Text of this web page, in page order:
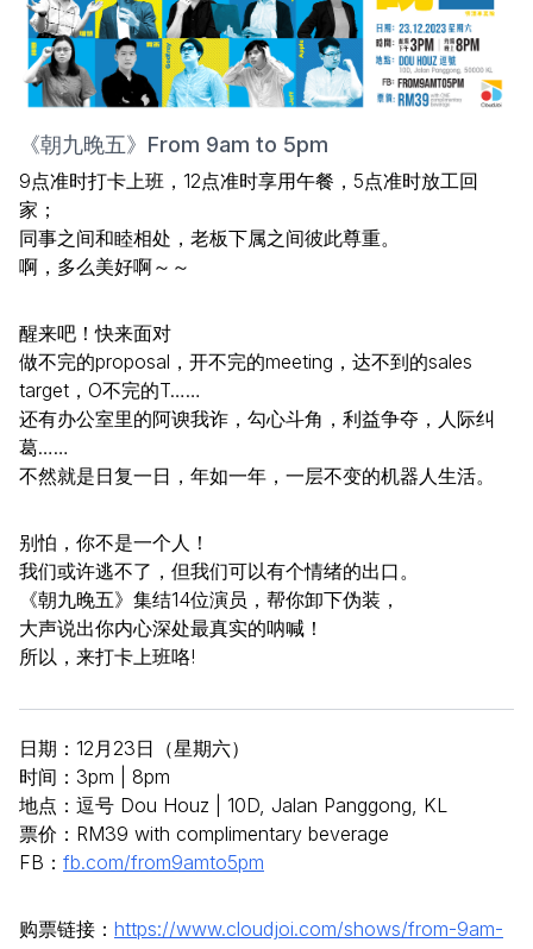
《朝九晚五》From 9am to 5pm
9点准时打卡上班，12点准时享用午餐，5点准时放工回
家；
同事之间和睦相处，老板下属之间彼此尊重。
啊，多么美好啊～～
醒来吧！快来面对
做不完的proposal，开不完的meeting，达不到的sales
target，O不完的T……
还有办公室里的阿谀我诈，勾心斗角，利益争夺，人际纠
葛……
不然就是日复一日，年如一年，一层不变的机器人生活。
别怕，你不是一个人！
我们或许逃不了，但我们可以有个情绪的出口。
《朝九晚五》集结14位演员，帮你卸下伪装，
大声说出你内心深处最真实的呐喊！
所以，来打卡上班咯!
日期：12月23日（星期六）
时间：3pm | 8pm
地点：逗号 Dou Houz | 10D, Jalan Panggong, KL
票价：RM39 with complimentary beverage
FB： fb.com/from9amto5pm
购票链接： https://www.cloudjoi.com/shows/from-9am-